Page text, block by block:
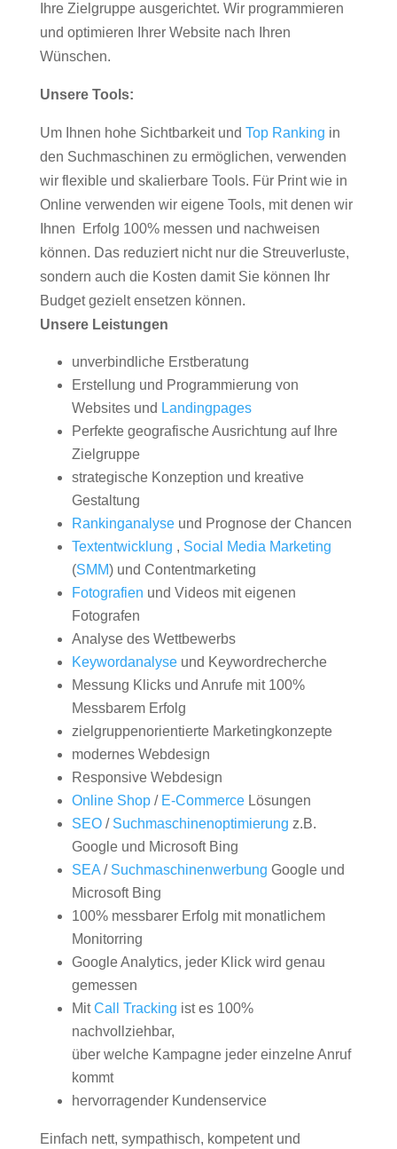
Ihre Zielgruppe ausgerichtet. Wir programmieren
und optimieren Ihrer Website nach Ihren
Wünschen.
Unsere Tools:
Um Ihnen hohe Sichtbarkeit und Top Ranking in
den Suchmaschinen zu ermöglichen, verwenden
wir flexible und skalierbare Tools. Für Print wie in
Online verwenden wir eigene Tools, mit denen wir
Ihnen Erfolg 100% messen und nachweisen
können. Das reduziert nicht nur die Streuverluste,
sondern auch die Kosten damit Sie können Ihr
Budget gezielt ensetzen können.
Unsere Leistungen
unverbindliche Erstberatung
Erstellung und Programmierung von
Websites und Landingpages
Perfekte geografische Ausrichtung auf Ihre
Zielgruppe
strategische Konzeption und kreative
Gestaltung
Rankinganalyseund Prognose der Chancen
Textentwicklung , Social Media Marketing
(SMM) und Contentmarketing
Fotografien und Videos mit eigenen
Fotografen
Analyse des Wettbewerbs
Keywordanalyseund Keywordrecherche
Messung Klicks und Anrufe mit 100%
Messbarem Erfolg
zielgruppenorientierte Marketingkonzepte
modernes Webdesign
Responsive Webdesign
Online Shop/ E-CommerceLösungen
SEO/ Suchmaschinenoptimierung z.B.
Google und Microsoft Bing
SEA/ Suchmaschinenwerbung Google und
Microsoft Bing
100% messbarer Erfolg mit monatlichem
Monitorring
Google Analytics, jeder Klick wird genau
gemessen
MitCall Tracking ist es 100%
nachvollziehbar,
über welche Kampagne jeder einzelne Anruf
kommt
hervorragender Kundenservice
Einfach nett, sympathisch, kompetent und